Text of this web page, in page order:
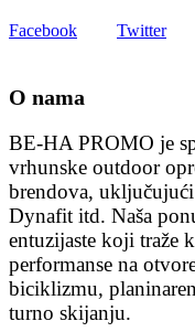
Facebook Twitter
O nama
BE-HA PROMO je
vrhunske outdoor
brendova,
Dynafit itd. Naša
entuzijaste koji traže
performanse na
biciklizmu,
turno skijanju.